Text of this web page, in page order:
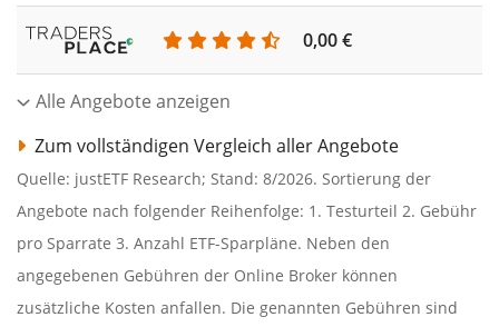
0,00 €
Alle Angebote anzeigen
Zum vollständigen Vergleich aller Angebote
Quelle: justETF Research; Stand: 8/2026. Sortierung der
Angebote nach folgender Reihenfolge: 1. Testurteil 2. Gebühr
pro Sparrate 3. Anzahl ETF-Sparpläne. Neben den
angegebenen Gebühren der Online Broker können
zusätzliche Kosten anfallen. Die genannten Gebühren sind